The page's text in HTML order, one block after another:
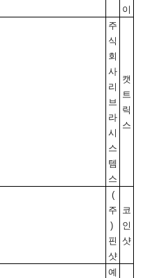
이
주
식
회
사
리
브
라
시
스
템
스
캣
트
릭
스
(
주
)
핀
샷
코
인
샷
예